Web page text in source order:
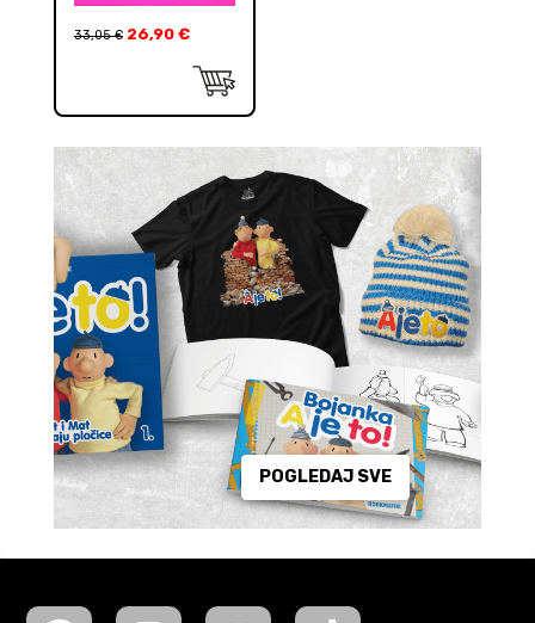
33,05€ 26,90 €
POGLEDAJ SVE